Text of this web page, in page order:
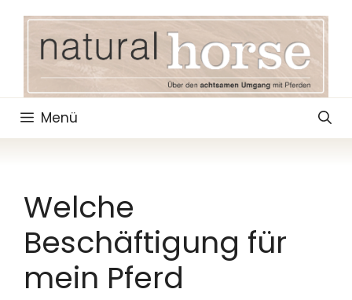
springen
Menü
Welche
Beschäftigung für
mein Pferd